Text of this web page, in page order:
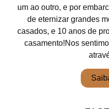
um ao outro, e por
de eternizar grandes
casados, e 10 anos de
casamento!Nos